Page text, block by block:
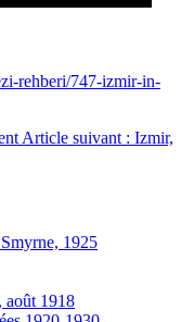
rehberi/747-izmir-in-
Article suivant : Izmir,
1925
août 1918